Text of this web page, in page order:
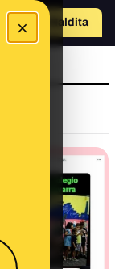
×
Hazte Maldito